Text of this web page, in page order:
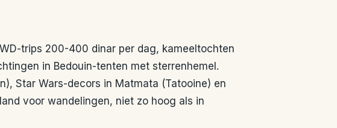
trips 200-400 dinar per dag, kameeltochten
in Bedouin-tenten met sterrenhemel.
Star Wars-decors in Matmata (Tatooine) en
voor wandelingen, niet zo hoog als in